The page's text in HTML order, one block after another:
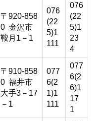
〒920-858
0 金沢市
鞍月1－1
076
(22
5)1
111
076
(22
5)1
23
4
〒910-858
0 福井市
大手3－17
－1
077
6(2
1)1
111
077
6(2
6)1
17
1